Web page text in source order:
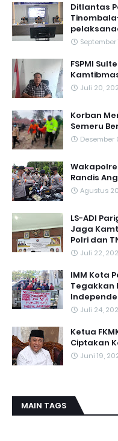
Ditlantas
September
FSPMI
Juli 20,
Korban
Semeru
Desember
Randis
Agustus
LS-ADI
Jaga
Polri dan
Juli 22,
IMM Kota
Tegakkan
Juli 24,
Ketua
Ciptakan
Juni 19,
MAIN TAGS